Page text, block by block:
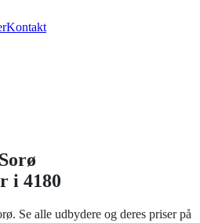
Kontakt
Sorø
i 4180
. Se alle udbydere og deres priser på